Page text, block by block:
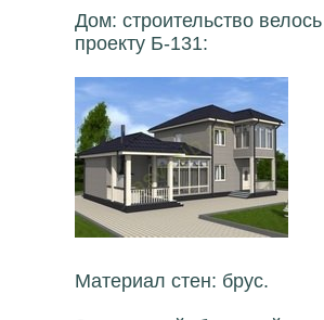
Дом: строительство
проекту Б-131:
Материал стен: брус.